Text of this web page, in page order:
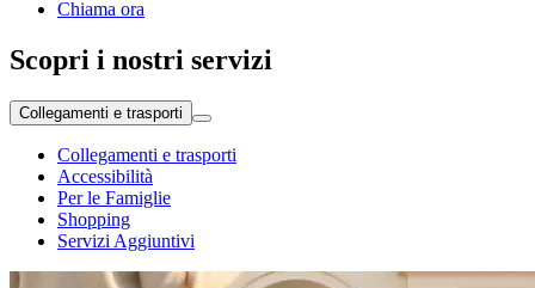
Chiama ora
Scopri i nostri servizi
Collegamenti e trasporti
Collegamenti e trasporti
Accessibilità
Per le Famiglie
Shopping
Servizi Aggiuntivi